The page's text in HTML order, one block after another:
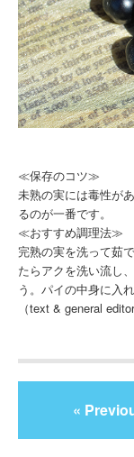
≪保存のコツ≫
未熟の実には毒性が
るのが一番です。
≪おすすめ調理法≫
完熟の実を洗って茹
たらアクを洗い流し
う。パイの中身に入
（text & general
«